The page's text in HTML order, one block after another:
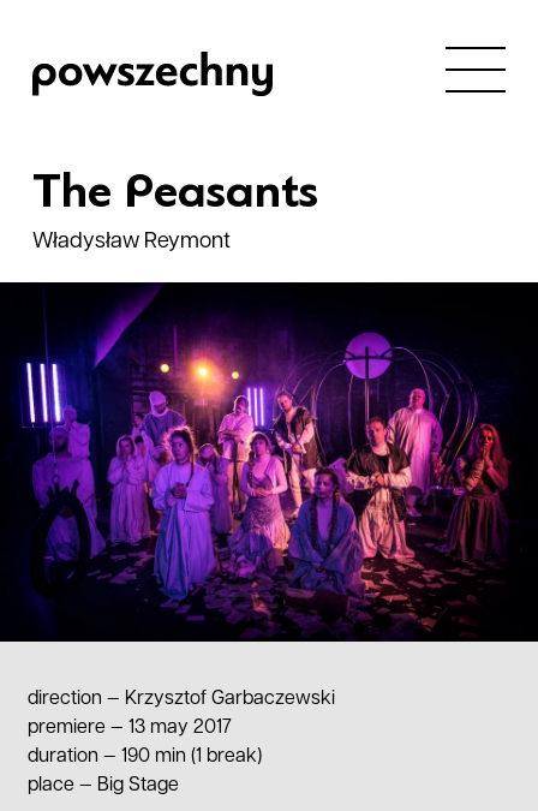
The Peasants
Władysław Reymont
direction — Krzysztof Garbaczewski
premiere — 13 may 2017
duration — 190 min (1 break)
place — Big Stage